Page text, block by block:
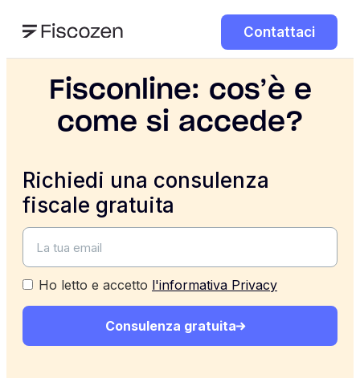
Contattaci
Fisconline: cos’è e
come si accede?
Richiedi una consulenza
fiscale gratuita
Ho letto e accetto l'informativa Privacy
Consulenza gratuita